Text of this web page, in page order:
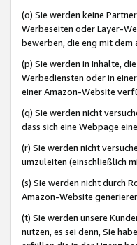
(o) Sie werden keine
Werbeseiten oder Layer-
bewerben, die eng mit dem
(p) Sie werden in Inhalte,
Werbediensten oder in
einer Amazon-Website
(q) Sie werden nicht
dass sich eine Webpage
(r) Sie werden nicht
umzuleiten (einschließlich
(s) Sie werden nicht durch
Amazon-Website
(t) Sie werden unsere
nutzen, es sei denn, Sie